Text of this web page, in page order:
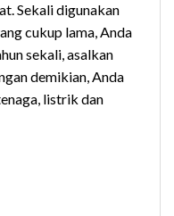
Sekali digunakan
cukup lama, Anda
sekali, asalkan
demikian, Anda
listrik dan